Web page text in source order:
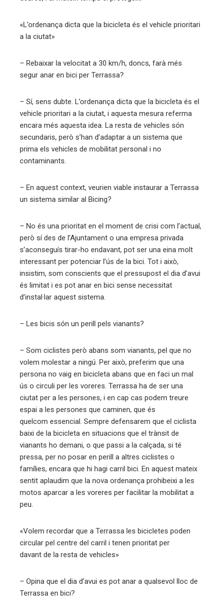
«L’ordenança dicta que la bicicleta és el vehicle prioritari
a la ciutat»
– Rebaixar la velocitat a 30 km/h, doncs, farà més
segur anar en bici per Terrassa?
– Sí, sens dubte. L’ordenança dicta que la bicicleta és el
vehicle prioritari a la ciutat, i aquesta mesura referma
encara més aquesta idea. La resta de vehicles són
secundaris, però s’han d’adaptar a un sistema que
prima els vehicles de mobilitat personal i no
contaminants.
– En aquest context, veurien viable instaurar a Terrassa
un sistema similar al Bicing?
– No és una prioritat en el moment de crisi com l’actual,
però sí des de l’Ajuntament o una empresa privada
s’aconseguís tirar-ho endavant, pot ser una eina molt
interessant per potenciar l’ús de la bici. Tot i això,
insistim, som conscients que el pressupost el dia d’avui
és limitat i es pot anar en bici sense necessitat
d’instal·lar aquest sistema.
– Les bicis són un perill pels vianants?
– Som ciclistes però abans som vianants, pel que no
volem molestar a ningú. Per això, preferim que una
persona no vaig en bicicleta abans que en faci un mal
ús o circuli per les voreres. Terrassa ha de ser una
ciutat per a les persones, i en cap cas podem treure
espai a les persones que caminen, que és
quelcom essencial. Sempre defensarem que el ciclista
baixi de la bicicleta en situacions que el trànsit de
vianants ho demani, o que passi a la calçada, si té
pressa, per no posar en perill a altres ciclistes o
famílies, encara que hi hagi carril bici. En aquest mateix
sentit aplaudim que la nova ordenança prohibeixi a les
motos aparcar a les voreres per facilitar la mobilitat a
peu.
«Volem recordar que a Terrassa les bicicletes poden
circular pel centre del carril i tenen prioritat per
davant de la resta de vehicles»
– Opina que el dia d’avui es pot anar a qualsevol lloc de
Terrassa en bici?